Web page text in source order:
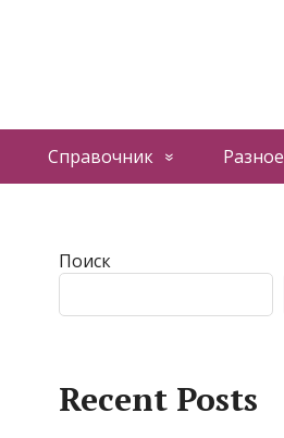
Справочник Разное
Поиск
Recent Posts